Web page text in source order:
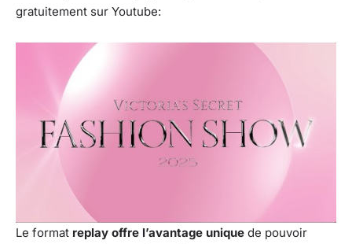
gratuitement sur Youtube:
Le format replay offre l’avantage unique de pouvoir